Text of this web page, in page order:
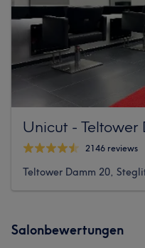
Unicut - Teltower
2146 reviews
Teltower Damm 20,
Salonbewertungen